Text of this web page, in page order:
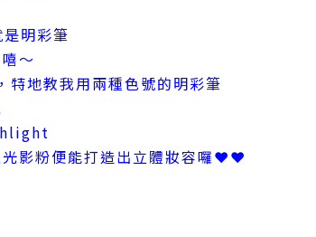
明彩筆
～
地教我用兩種色號的明彩筆
光影粉便能打造出立體妝容囉❤❤